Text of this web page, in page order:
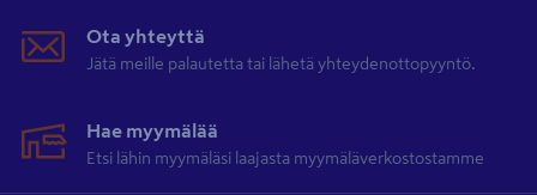
Ota yhteyttä
Jätä meille palautetta tai lähetä yhteydenottopyyntö.
Hae myymälää
Etsi lähin myymäläsi laajasta myymäläverkostostamme